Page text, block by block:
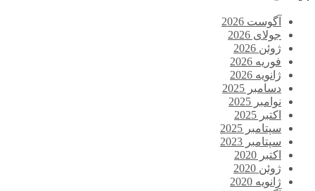
آگوست 2026
جولای 2026
ژوئن 2026
فوریه 2026
ژانویه 2026
دسامبر 2025
نوامبر 2025
اکتبر 2025
سپتامبر 2025
سپتامبر 2023
اکتبر 2020
ژوئن 2020
ژانویه 2020